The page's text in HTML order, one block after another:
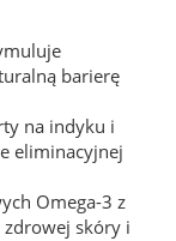
barierę
na indyku i
eliminacyjnej
Omega-3 z
zdrowej skóry i